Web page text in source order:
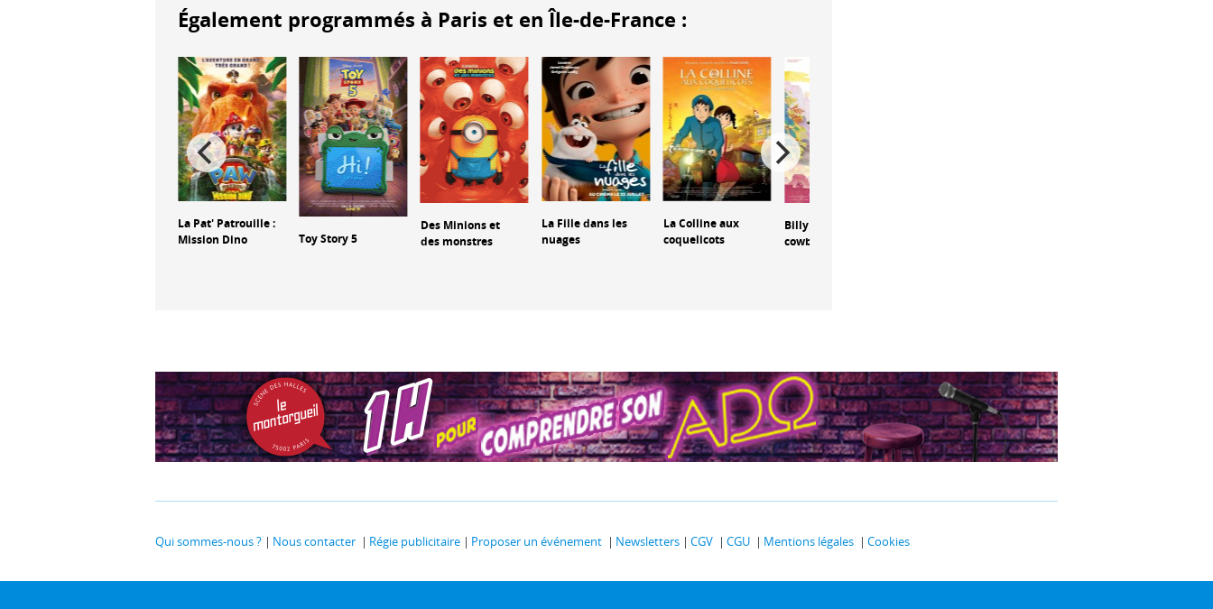
Également programmés à Paris et en Île-de-France :
La Pat' Patrouille :
Mission Dino
Toy Story 5
Des Minions et
des monstres
La Fille dans les
nuages
La Colline aux
coquelicots
Billy le hamster
cowboy
Qui sommes-nous ? Nous contacter Régie publicitaire Proposer un événement Newsletters CGV CGU Mentions légales Cookies